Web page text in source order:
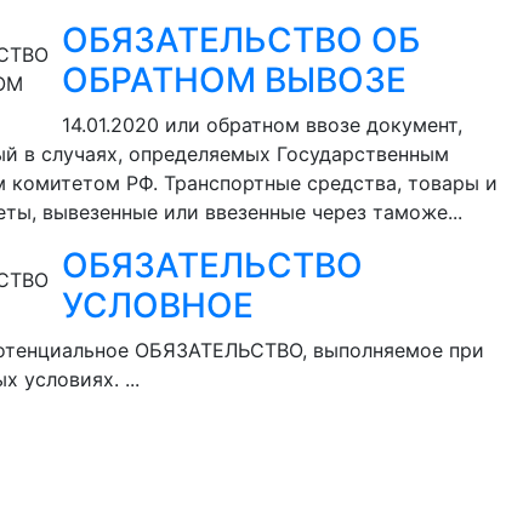
ОБЯЗАТЕЛЬСТВО ОБ
ОБРАТНОМ ВЫВОЗЕ
14.01.2020 или обратном ввозе документ,
в случаях, определяемых Государственным
РФ. Транспортные средства, товары и
вывезенные или ввезенные через таможе...
ОБЯЗАТЕЛЬСТВО
УСЛОВНОЕ
ОБЯЗАТЕЛЬСТВО, выполняемое при
условиях. ...